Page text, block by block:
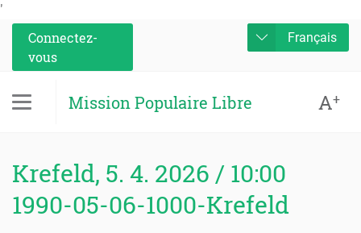
'
Connectez-
vous
Français
Mission Populaire Libre A+
Krefeld, 5. 4. 2026 / 10:00
1990-05-06-1000-Krefeld